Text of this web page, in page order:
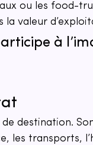
ou les food-
la valeur
à
destination.
les transports,